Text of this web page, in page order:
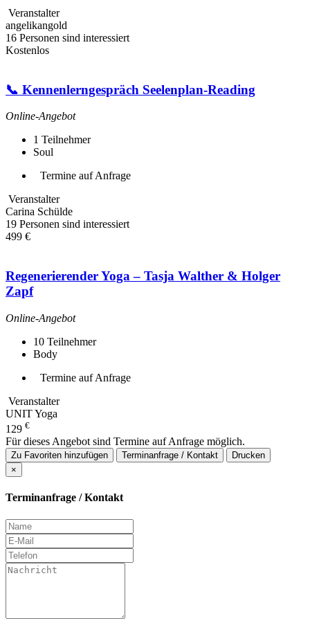
Veranstalter
angelikangold
16 Personen sind interessiert
Kostenlos
📞 Kennenlerngespräch Seelenplan-Reading
Online-Angebot
1 Teilnehmer
Soul
Termine auf Anfrage
Veranstalter
Carina Schülde
19 Personen sind interessiert
499 €
Regenerierender Yoga – Tasja Walther & Holger
Zapf
Online-Angebot
10 Teilnehmer
Body
Termine auf Anfrage
Veranstalter
UNIT Yoga
129 €
Für dieses Angebot sind Termine auf Anfrage möglich.
Zu Favoriten hinzufügen Terminanfrage / Kontakt
Drucken
×
Terminanfrage / Kontakt